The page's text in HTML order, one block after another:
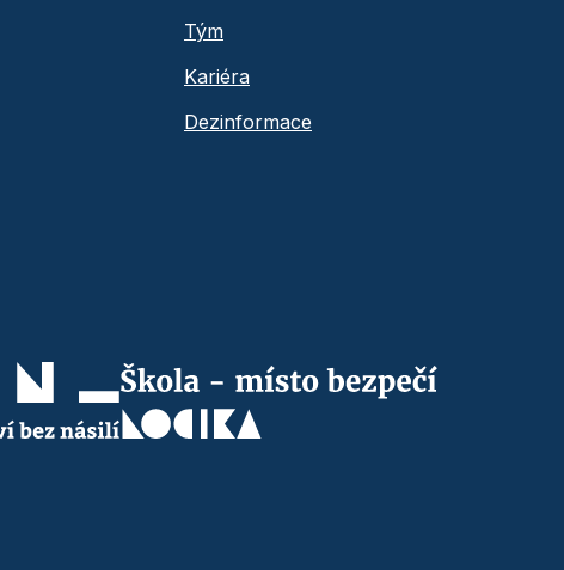
Tým
Kariéra
Dezinformace